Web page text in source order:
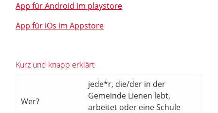
App für Android im playstore
App für iOs im Appstore
Kurz und knapp erklärt
Wer?
jede*r, die/der in der
Gemeinde Lienen lebt,
arbeitet oder eine Schule